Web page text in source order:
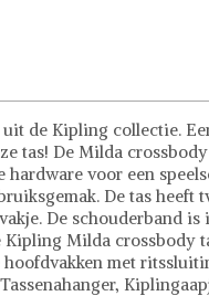
de Kipling collectie.
tas! De Milda
voor een
De tas heeft
De schouderband is
Milda crossbody
met